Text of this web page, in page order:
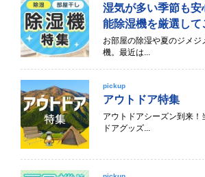
湿気が多い季節も
能除湿機を厳選して
お部屋の除湿や夏のジメ
機。最近は...
pickup
アウトドア特集
アウトドアシーズン到来！
ドアグッズ...